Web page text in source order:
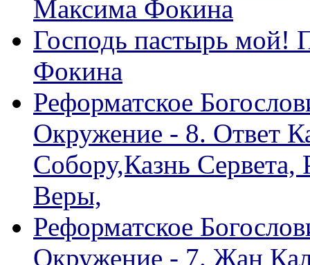
Максима Фокина
Господь пастырь мой!
Фокина
Реформатское
Окружение - 8. Ответ
Собору,Казнь Сервета,
Веры,
Реформатское
Окружение - 7. Жан